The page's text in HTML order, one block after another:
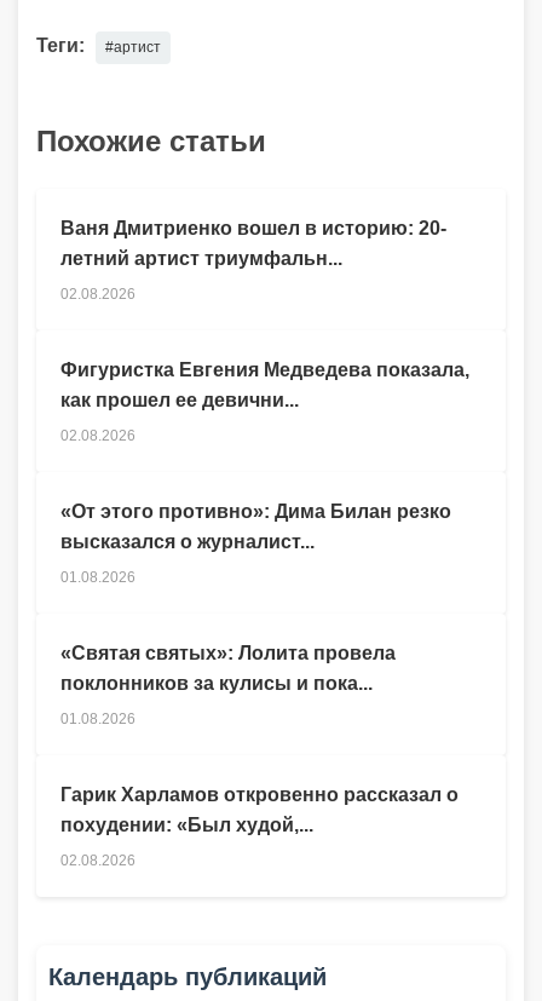
Теги: #артист
Похожие статьи
Гарик Харламов откровенно рассказал о
похудении: «Был худой,...
02.08.2026
Ваня Дмитриенко вошел в историю: 20-
летний артист триумфальн...
02.08.2026
Фигуристка Евгения Медведева показала,
как прошел ее девични...
02.08.2026
«От этого противно»: Дима Билан резко
высказался о журналист...
01.08.2026
«Святая святых»: Лолита провела
поклонников за кулисы и пока...
01.08.2026
Календарь публикаций